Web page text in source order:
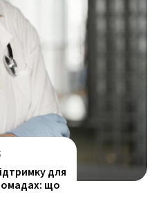
для
що